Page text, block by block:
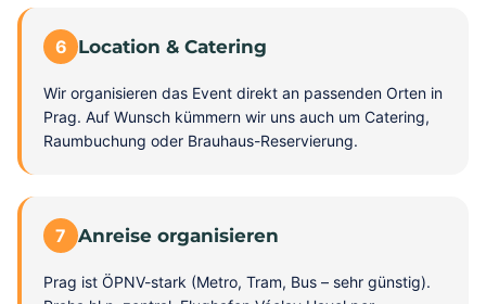
6 Location & Catering
Wir organisieren das Event direkt an passenden Orten in
Prag. Auf Wunsch kümmern wir uns auch um Catering,
Raumbuchung oder Brauhaus-Reservierung.
7 Anreise organisieren
Prag ist ÖPNV-stark (Metro, Tram, Bus – sehr günstig).